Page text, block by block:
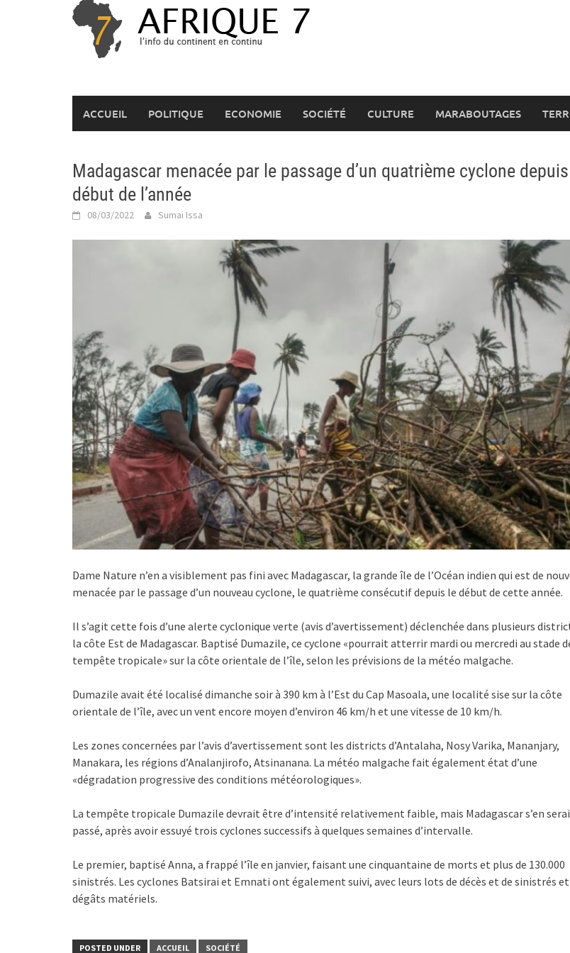
ACCUEIL POLITIQUE ECONOMIE SOCIÉTÉ CULTURE MARABOUTAGES
Madagascar menacée par le passage d’un quatrième cyclone
début de l’année
08/03/2022 Sumai Issa
Dame Nature n’en a visiblement pas fini avec Madagascar, la grande île de l’Océan indien qui est de
menacée par le passage d’un nouveau cyclone, le quatrième consécutif depuis le début de cette année.
Il s’agit cette fois d’une alerte cyclonique verte (avis d’avertissement) déclenchée dans plusieurs
la côte Est de Madagascar. Baptisé Dumazile, ce cyclone «pourrait atterrir mardi ou mercredi au stade
tempête tropicale» sur la côte orientale de l’île, selon les prévisions de la météo malgache.
Dumazile avait été localisé dimanche soir à 390 km à l’Est du Cap Masoala, une localité sise sur la côte
orientale de l’île, avec un vent encore moyen d’environ 46 km/h et une vitesse de 10 km/h.
Les zones concernées par l’avis d’avertissement sont les districts d’Antalaha, Nosy Varika, Mananjary,
Manakara, les régions d’Analanjirofo, Atsinanana. La météo malgache fait également état d’une
«dégradation progressive des conditions météorologiques».
La tempête tropicale Dumazile devrait être d’intensité relativement faible, mais Madagascar s’en
passé, après avoir essuyé trois cyclones successifs à quelques semaines d’intervalle.
Le premier, baptisé Anna, a frappé l’île en janvier, faisant une cinquantaine de morts et plus de 130.000
sinistrés. Les cyclones Batsirai et Emnati ont également suivi, avec leurs lots de décès et de sinistrés et
dégâts matériels.
POSTED UNDER ACCUEIL SOCIÉTÉ